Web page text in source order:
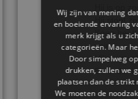
Hij stopt
Koen
spin.
Hij doet
En in de
Wij zijn van mening
en boeiende ervaring
merk krijgt als u
categorieën. Maar
Door simpelweg
drukken, zullen we
plaatsen dan de strikt
We moeten de